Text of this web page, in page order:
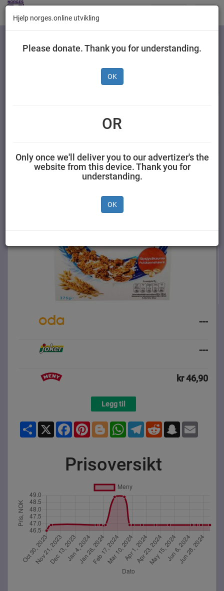
Kategorier
AS NESTLÉ NORGE 0,375 kilogram Fitness
---
---
kr 46,90
Legg til
Share X FacebookPinterestBloggerWhatsAppTelegramReddit Snapchat
Prisoversikt
Hjelp norges.online utvikling
Please donate. Thank you for understanding.
OK
OR
Only once we'll deliver you to our advertizer's the
website from this device. Thank you for
understanding.
OK